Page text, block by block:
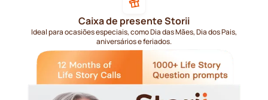
Caixa de presente Storii
Ideal para ocasiões especiais, como Dia das Mães, Dia dos Pais,
aniversários e feriados.